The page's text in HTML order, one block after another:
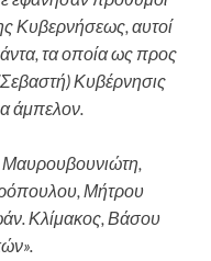
Κυβερνήσεως, αυτοί
τα οποία ως προς
Κυβέρνησις
άμπελον.
Μήτρου
Κλίμακος, Βάσου